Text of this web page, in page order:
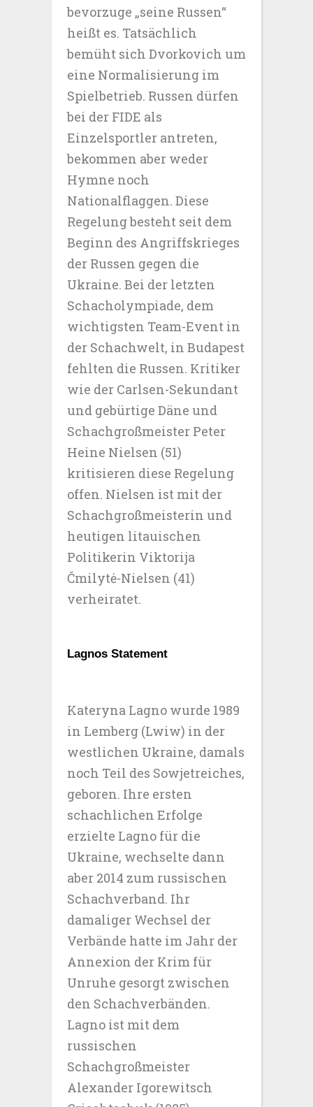
bevorzuge „seine Russen“
heißt es. Tatsächlich
bemüht sich Dvorkovich um
eine Normalisierung im
Spielbetrieb. Russen dürfen
bei der FIDE als
Einzelsportler antreten,
bekommen aber weder
Hymne noch
Nationalflaggen. Diese
Regelung besteht seit dem
Beginn des Angriffskrieges
der Russen gegen die
Ukraine. Bei der letzten
Schacholympiade, dem
wichtigsten Team-Event in
der Schachwelt, in Budapest
fehlten die Russen. Kritiker
wie der Carlsen-Sekundant
und gebürtige Däne und
Schachgroßmeister Peter
Heine Nielsen (51)
kritisieren diese Regelung
offen. Nielsen ist mit der
Schachgroßmeisterin und
heutigen litauischen
Politikerin Viktorija
Čmilytė-Nielsen (41)
verheiratet.
Lagnos Statement
Kateryna Lagno wurde 1989
in Lemberg (Lwiw) in der
westlichen Ukraine, damals
noch Teil des Sowjetreiches,
geboren. Ihre ersten
schachlichen Erfolge
erzielte Lagno für die
Ukraine, wechselte dann
aber 2014 zum russischen
Schachverband. Ihr
damaliger Wechsel der
Verbände hatte im Jahr der
Annexion der Krim für
Unruhe gesorgt zwischen
den Schachverbänden.
Lagno ist mit dem
russischen
Schachgroßmeister
Alexander Igorewitsch